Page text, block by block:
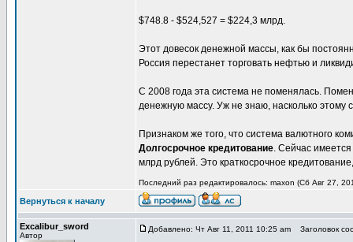
$748.8 - $524,527 = $224,3 млрд.
Этот довесок денежной массы, как бы
Россия перестанет торговать нефтью и
С 2008 года эта система не поменялась.
денежную массу. Уж не знаю, насколько этому
Признаком же того, что система валютного
Долгосрочное кредитование. Сейчас
млрд рублей. Это краткосрочное
Последний раз редактировалось: maxon (Сб Авг 27,
Вернуться к началу
Excalibur_sword
Автор
Добавлено: Чт Авг 11, 2011 10:25 am Заголовок